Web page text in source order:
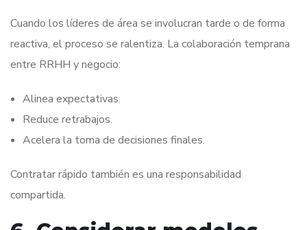
Cuando los líderes de área se involucran tarde o de forma
reactiva, el proceso se ralentiza. La colaboración temprana
entre RRHH y negocio:
Alinea expectativas.
Reduce retrabajos.
Acelera la toma de decisiones finales.
Contratar rápido también es una responsabilidad
compartida.